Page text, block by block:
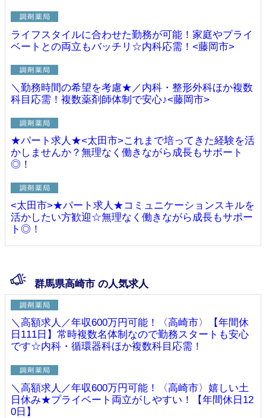
ライフスタイルに合わせた勤務が可能！家庭やプライ
ベートとの両立もバッチリ☆内科応需！<藤岡市>
＼勤務時間の希望を考慮★／内科・整形外科ほか複数
科目応需！複数薬剤師体制で安心♪<藤岡市>
★パート求人★<太田市>これまで培ってきた経験を活
かしませんか？無理なく働きながら成長もサポート
◎！
<太田市>★パート求人★コミュニケーションスキルを
活かしたい方歓迎☆無理なく働きながら成長もサポー
ト◎！
群馬県高崎市 の人気求人
＼高額求人／年収600万円可能！〈高崎市〉【年間休
日111日】常時複数名体制なので勤務スタートも安心
です☆内科・循環器科ほか複数科目応需！
＼高額求人／年収600万円可能！〈高崎市〉嬉しい土
日休み★プライベート両立がしやすい！【年間休日12
0日】